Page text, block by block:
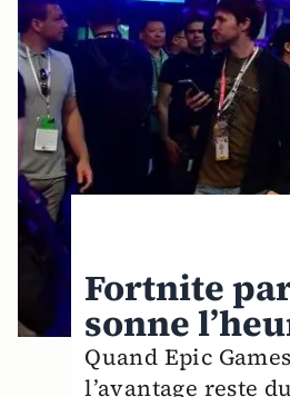
Fortnite
sonne
Quand Epic
l’avantage reste